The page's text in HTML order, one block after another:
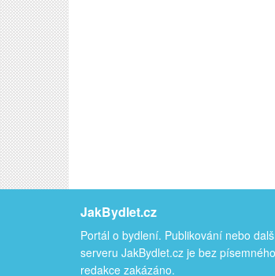
JakBydlet.cz
Portál o bydlení. Publikování nebo
serveru JakBydlet.cz je bez
redakce zakázáno.